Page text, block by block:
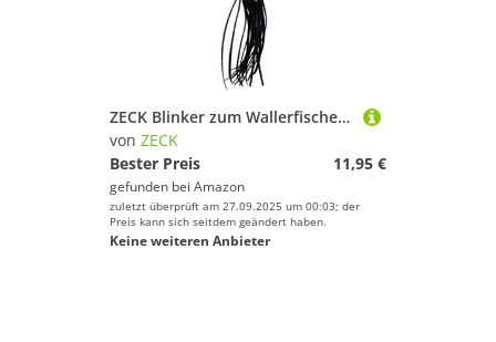
ZECK Blinker zum Wallerfischen - Blinker Jörg Octo Spoon - Black - 45g
von ZECK
Bester Preis
11,95 €
gefunden bei Amazon
zuletzt überprüft am 27.09.2025 um 00:03; der
Preis kann sich seitdem geändert haben.
Keine weiteren Anbieter